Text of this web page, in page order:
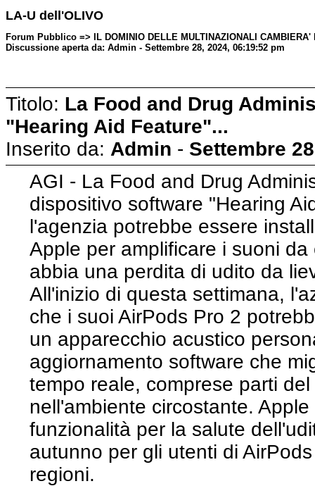
LA-U dell'OLIVO
Forum Pubblico => IL DOMINIO DELLE MULTINAZIONALI
Discussione aperta da: Admin - Settembre 28, 2024, 06:19:52 pm
Titolo: La Food and Drug
"Hearing Aid Feature"...
Inserito da: Admin - Settembre
AGI - La Food and Drug
dispositivo software "Hearing
l'agenzia potrebbe essere
Apple per amplificare i suoni
abbia una perdita di udito da
All'inizio di questa settimana,
che i suoi AirPods Pro 2
un apparecchio acustico
aggiornamento software che
tempo reale, comprese parti
nell'ambiente circostante.
funzionalità per la salute
autunno per gli utenti di
regioni.